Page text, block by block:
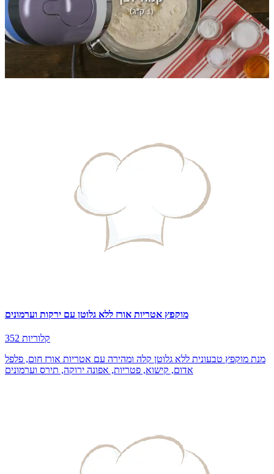
מוקפץ אטריות אורז ללא גלוטן עם ירקות וערמונים
352 קלוריות
מנת מוקפץ טבעונית ללא גלוטן קלה ומהירה עם אטריות אורז חום, פלפל
אדום, קישוא, פטריות, אפונה ירוקה, תירס וערמונים